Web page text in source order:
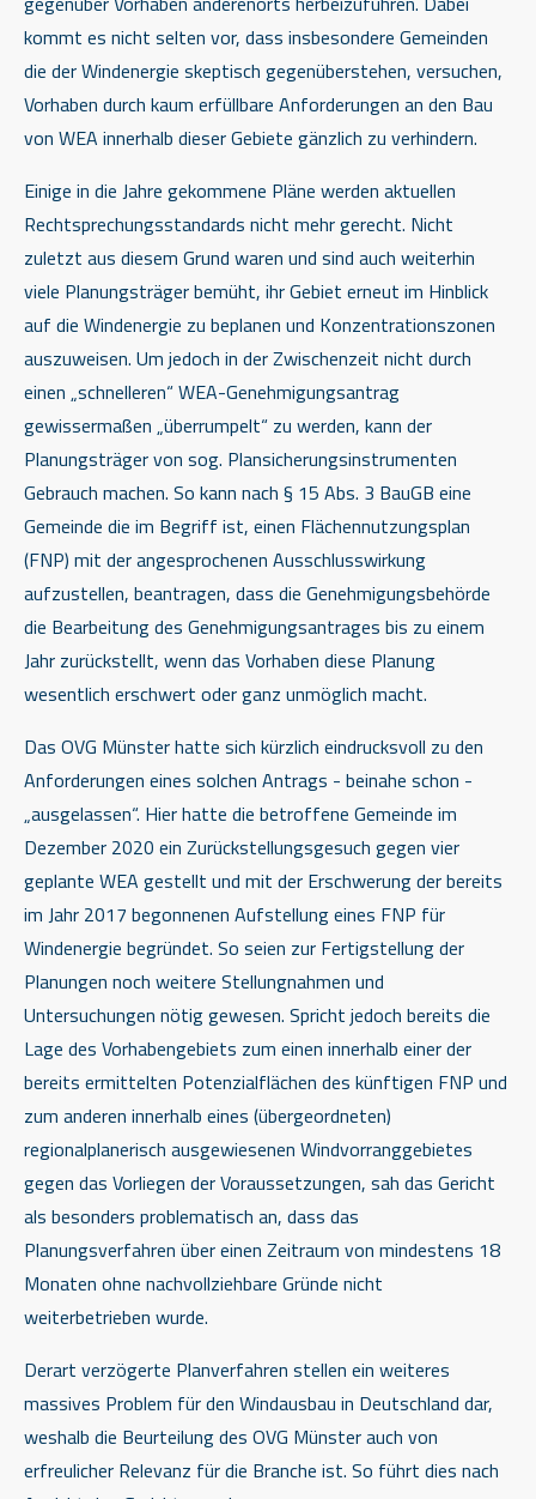
kommt es nicht selten vor, dass insbesondere Gemeinden
die der Windenergie skeptisch gegenüberstehen, versuchen,
Vorhaben durch kaum erfüllbare Anforderungen an den Bau
von WEA innerhalb dieser Gebiete gänzlich zu verhindern.
Einige in die Jahre gekommene Pläne werden aktuellen
Rechtsprechungsstandards nicht mehr gerecht. Nicht
zuletzt aus diesem Grund waren und sind auch weiterhin
viele Planungsträger bemüht, ihr Gebiet erneut im Hinblick
auf die Windenergie zu beplanen und Konzentrationszonen
auszuweisen. Um jedoch in der Zwischenzeit nicht durch
einen „schnelleren“ WEA-Genehmigungsantrag
gewissermaßen „überrumpelt“ zu werden, kann der
Planungsträger von sog. Plansicherungsinstrumenten
Gebrauch machen. So kann nach § 15 Abs. 3 BauGB eine
Gemeinde die im Begriff ist, einen Flächennutzungsplan
(FNP) mit der angesprochenen Ausschlusswirkung
aufzustellen, beantragen, dass die Genehmigungsbehörde
die Bearbeitung des Genehmigungsantrages bis zu einem
Jahr zurückstellt, wenn das Vorhaben diese Planung
wesentlich erschwert oder ganz unmöglich macht.
Das OVG Münster hatte sich kürzlich eindrucksvoll zu den
Anforderungen eines solchen Antrags - beinahe schon -
„ausgelassen“. Hier hatte die betroffene Gemeinde im
Dezember 2020 ein Zurückstellungsgesuch gegen vier
geplante WEA gestellt und mit der Erschwerung der bereits
im Jahr 2017 begonnenen Aufstellung eines FNP für
Windenergie begründet. So seien zur Fertigstellung der
Planungen noch weitere Stellungnahmen und
Untersuchungen nötig gewesen. Spricht jedoch bereits die
Lage des Vorhabengebiets zum einen innerhalb einer der
bereits ermittelten Potenzialflächen des künftigen FNP und
zum anderen innerhalb eines (übergeordneten)
regionalplanerisch ausgewiesenen Windvorranggebietes
gegen das Vorliegen der Voraussetzungen, sah das Gericht
als besonders problematisch an, dass das
Planungsverfahren über einen Zeitraum von mindestens 18
Monaten ohne nachvollziehbare Gründe nicht
weiterbetrieben wurde.
Derart verzögerte Planverfahren stellen ein weiteres
massives Problem für den Windausbau in Deutschland dar,
weshalb die Beurteilung des OVG Münster auch von
erfreulicher Relevanz für die Branche ist. So führt dies nach